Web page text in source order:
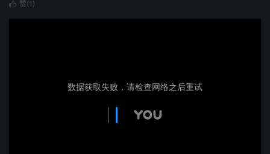
 赞(1 )